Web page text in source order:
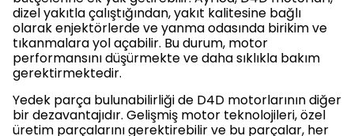
dizel yakıtla çalıştığından, yakıt kalitesine bağlı
olarak enjektörlerde ve yanma odasında birikim ve
tıkanmalara yol açabilir. Bu durum, motor
performansını düşürmekte ve daha sıklıkla bakım
gerektirmektedir.
Yedek parça bulunabilirliği de D4D motorlarının diğer
bir dezavantajıdır. Gelişmiş motor teknolojileri, özel
üretim parçalarını gerektirebilir ve bu parçalar, her